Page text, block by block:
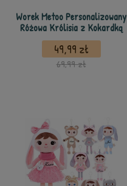
Worek Metoo Personalizowany
Różowa Królisia z Kokardką
49,99 zł
69,99 zł